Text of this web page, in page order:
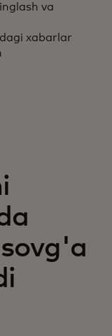
va
xabarlar